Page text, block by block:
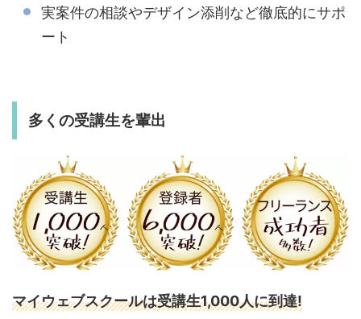
実案件の相談やデザイン添削など徹底的にサポ
ート
多くの受講生を輩出
マイウェブスクールは受講生1,000人に到達!